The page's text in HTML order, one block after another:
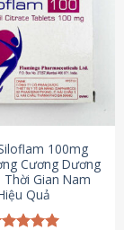
biến
tùy
chọn
có
được
chọn
trên
trang
sản
100mg
Cương Dương
Thời Gian Nam
Quả